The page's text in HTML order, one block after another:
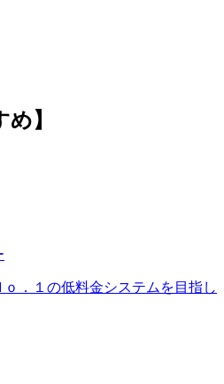
】
．１の低料金システムを目指し